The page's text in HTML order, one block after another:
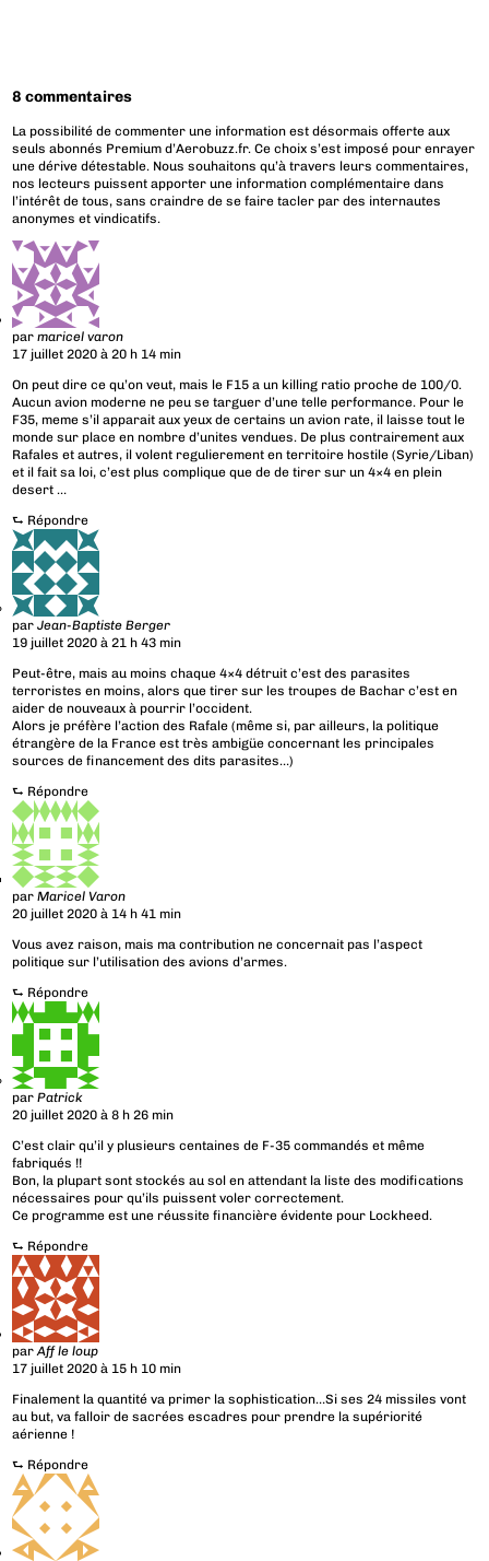
8 commentaires
La possibilité de commenter une information est désormais offerte aux
seuls abonnés Premium d’Aerobuzz.fr. Ce choix s’est imposé pour enrayer
une dérive détestable. Nous souhaitons qu’à travers leurs commentaires,
nos lecteurs puissent apporter une information complémentaire dans
l’intérêt de tous, sans craindre de se faire tacler par des internautes
anonymes et vindicatifs.
parmaricel varon
17 juillet 2020 à 20 h 14 min
On peut dire ce qu’on veut, mais le F15 a un killing ratio proche de 100/0.
Aucun avion moderne ne peu se targuer d’une telle performance. Pour le
F35, meme s’il apparait aux yeux de certains un avion rate, il laisse tout le
monde sur place en nombre d’unites vendues. De plus contrairement aux
Rafales et autres, il volent regulierement en territoire hostile (Syrie/Liban)
et il fait sa loi, c’est plus complique que de de tirer sur un 4×4 en plein
desert …
⮑ Répondre
parJean-Baptiste Berger
19 juillet 2020 à 21 h 43 min
Peut-être, mais au moins chaque 4×4 détruit c’est des parasites
terroristes en moins, alors que tirer sur les troupes de Bachar c’est en
aider de nouveaux à pourrir l’occident.
Alors je préfère l’action des Rafale (même si, par ailleurs, la politique
étrangère de la France est très ambigüe concernant les principales
sources de financement des dits parasites…)
⮑ Répondre
parMaricel Varon
20 juillet 2020 à 14 h 41 min
Vous avez raison, mais ma contribution ne concernait pas l’aspect
politique sur l’utilisation des avions d’armes.
⮑ Répondre
parPatrick
20 juillet 2020 à 8 h 26 min
C’est clair qu’il y plusieurs centaines de F-35 commandés et même
fabriqués !!
Bon, la plupart sont stockés au sol en attendant la liste des modifications
nécessaires pour qu’ils puissent voler correctement.
Ce programme est une réussite financière évidente pour Lockheed.
⮑ Répondre
parAff le loup
17 juillet 2020 à 15 h 10 min
Finalement la quantité va primer la sophistication…Si ses 24 missiles vont
au but, va falloir de sacrées escadres pour prendre la supériorité
aérienne !
⮑ Répondre